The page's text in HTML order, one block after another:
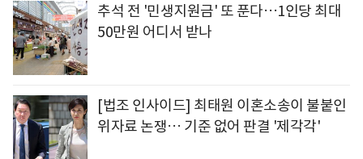
추석 전 '민생지원금' 또 푼다…1인당 최대
50만원 어디서 받나
[법조 인사이드] 최태원 이혼소송이 불붙인
위자료 논쟁… 기준 없어 판결 '제각각'